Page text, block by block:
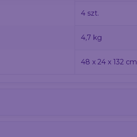
4 szt.
4,7 kg
48 x 24 x 132 cm